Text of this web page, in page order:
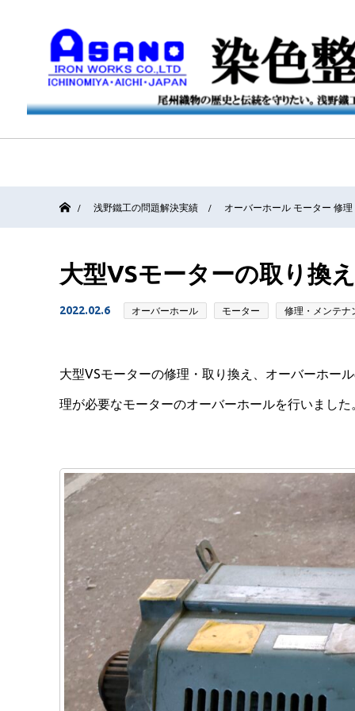
浅野鐵工の問題解決実績
オーバーホール モーター 修理
大型VSモーターの取り換
2022.02.6 オーバーホール モーター 修理・メンテナ
大型VSモーターの修理・取り換え、オーバーホー
理が必要なモーターのオーバーホールを行いました